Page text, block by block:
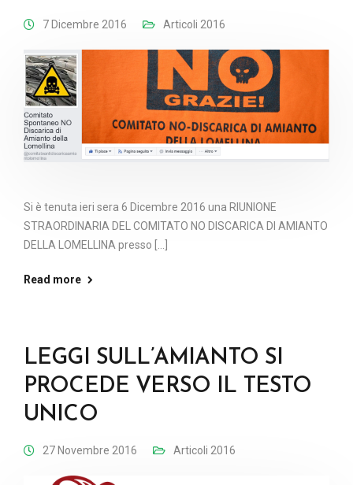
7 Dicembre 2016 Articoli 2016
Si è tenuta ieri sera 6 Dicembre 2016 una RIUNIONE
STRAORDINARIA DEL COMITATO NO DISCARICA DI AMIANTO
DELLA LOMELLINA presso [...]
Read more
LEGGI SULL’AMIANTO SI
PROCEDE VERSO IL TESTO
UNICO
27 Novembre 2016 Articoli 2016